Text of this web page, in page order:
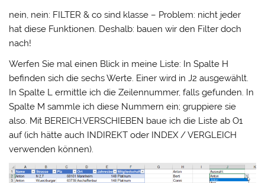
nein, nein: FILTER & co sind klasse – Problem: nicht jeder
hat diese Funktionen. Deshalb: bauen wir den Filter doch
nach!
Werfen Sie mal einen Blick in meine Liste: In Spalte H
befinden sich die sechs Werte. Einer wird in J2 ausgewählt.
In Spalte L ermittle ich die Zeilennummer, falls gefunden. In
Spalte M sammle ich diese Nummern ein; gruppiere sie
also. Mit BEREICH.VERSCHIEBEN baue ich die Liste ab O1
auf (ich hätte auch INDIREKT oder INDEX / VERGLEICH
verwenden können).